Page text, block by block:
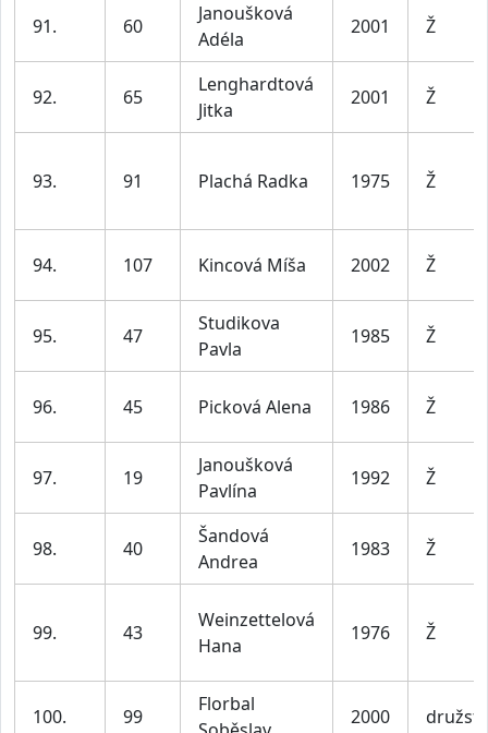
91. 60
Janoušková
Adéla
2001 Ž
92. 65
Lenghardtová
Jitka
2001 Ž
93. 91 Plachá Radka 1975 Ž
94. 107 Kincová Míša 2002 Ž
95. 47
Studikova
Pavla
1985 Ž
96. 45 Picková Alena 1986 Ž
97. 19
Janoušková
Pavlína
1992 Ž
98. 40
Šandová
Andrea
1983 Ž
99. 43
Weinzettelová
Hana
1976 Ž
100. 99
Florbal
2000